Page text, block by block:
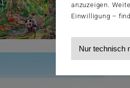
anzuzeigen.
Einwilligung –
Nur technisch